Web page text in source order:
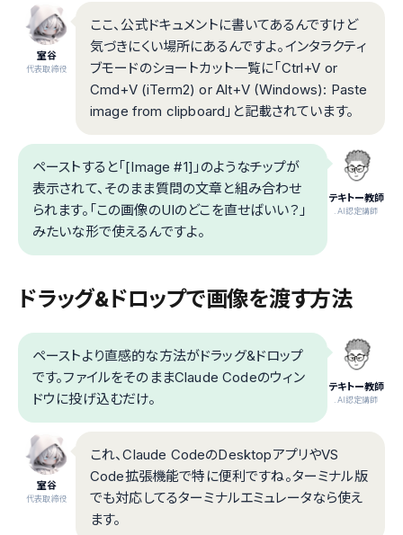
室谷
代表取締役
ここ、公式ドキュメントに書いてあるんですけど
気づきにくい場所にあるんですよ。インタラクティ
ブモードのショートカット一覧に「Ctrl+V or
Cmd+V (iTerm2) or Alt+V (Windows): Paste
image from clipboard」と記載されています。
テキトー教師
.AI認定講師
ペーストすると「[Image #1]」のようなチップが
表示されて、そのまま質問の文章と組み合わせ
られます。「この画像のUIのどこを直せばいい？」
みたいな形で使えるんですよ。
ドラッグ&ドロップで画像を渡す方法
テキトー教師
.AI認定講師
ペーストより直感的な方法がドラッグ&ドロップ
です。ファイルをそのままClaude Codeのウィン
ドウに投げ込むだけ。
室谷
代表取締役
これ、Claude CodeのDesktopアプリやVS
Code拡張機能で特に便利ですね。ターミナル版
でも対応してるターミナルエミュレータなら使え
ます。